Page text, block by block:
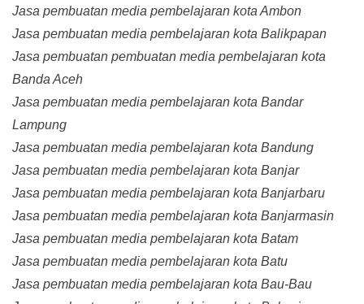
Jasa pembuatan media pembelajaran kota Ambon
Jasa pembuatan media pembelajaran kota Balikpapan
Jasa pembuatan pembuatan media pembelajaran kota
Banda Aceh
Jasa pembuatan media pembelajaran kota Bandar
Lampung
Jasa pembuatan media pembelajaran kota Bandung
Jasa pembuatan media pembelajaran kota Banjar
Jasa pembuatan media pembelajaran kota Banjarbaru
Jasa pembuatan media pembelajaran kota Banjarmasin
Jasa pembuatan media pembelajaran kota Batam
Jasa pembuatan media pembelajaran kota Batu
Jasa pembuatan media pembelajaran kota Bau-Bau